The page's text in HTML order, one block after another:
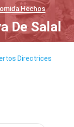
Hechos
De Salal
Directrices